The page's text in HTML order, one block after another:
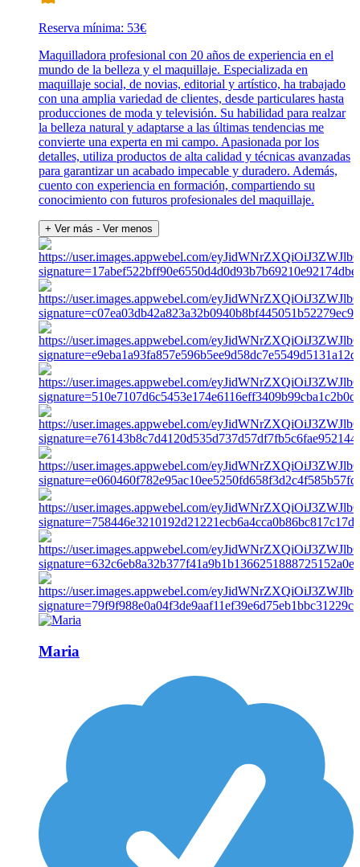
Reserva mínima: 53€
Maquilladora profesional con 20 años de experiencia en el
mundo de la belleza y el maquillaje. Especializada en
maquillaje social, de novias, editorial y artístico, ha trabajado
con una amplia variedad de clientes, desde particulares hasta
producciones de moda y televisión. Su habilidad para realzar
la belleza natural y adaptarse a las últimas tendencias me
convierte una experta en mi campo. Apasionada por los
detalles, utiliza productos de alta calidad y técnicas avanzadas
para garantizar un acabado impecable y duradero. Además,
cuento con experiencia en formación, compartiendo su
conocimiento con futuros profesionales del maquillaje.
+ Ver más - Ver menos
Maria